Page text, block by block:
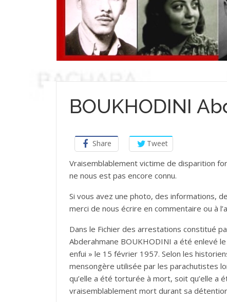
BOUKHODINI
Share Tweet
Vraisemblablement victime de disparition
ne nous est pas encore connu.
Si vous avez une photo, des informations,
merci de nous écrire en commentaire ou à
Dans le Fichier des arrestations constitué
Abderahmane BOUKHODINI a été enlevé
enfui » le 15 février 1957. Selon les
mensongère utilisée par les parachutistes
qu’elle a été torturée à mort, soit qu’elle a
vraisemblablement mort durant sa